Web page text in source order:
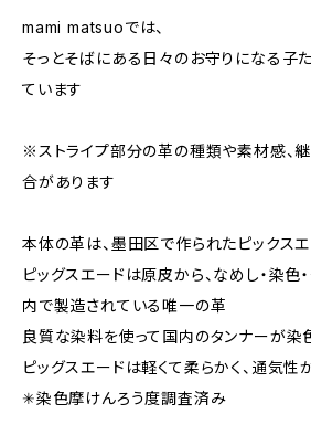
mami matsuoでは、
そっとそばにある日々のお守りになる子
ています
※ストライプ部分の革の種類や素材感、
合があります
本体の革は、墨田区で作られたピックス
ピッグスエードは原皮から、なめし・染色
内で製造されている唯一の革
良質な染料を使って国内のタンナーが染
ピッグスエードは軽くて柔らかく、通気
✳︎染色摩けんろう度調査済み